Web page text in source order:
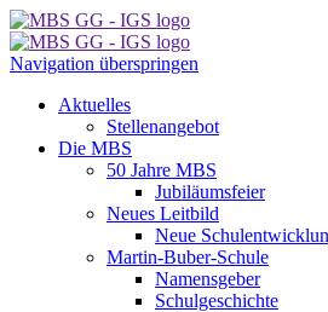
Navigation überspringen
Aktuelles
Stellenangebot
Die MBS
50 Jahre MBS
Jubiläumsfeier
Neues Leitbild
Neue
Martin-Buber-Schule
Namensgeber
Schulgeschichte